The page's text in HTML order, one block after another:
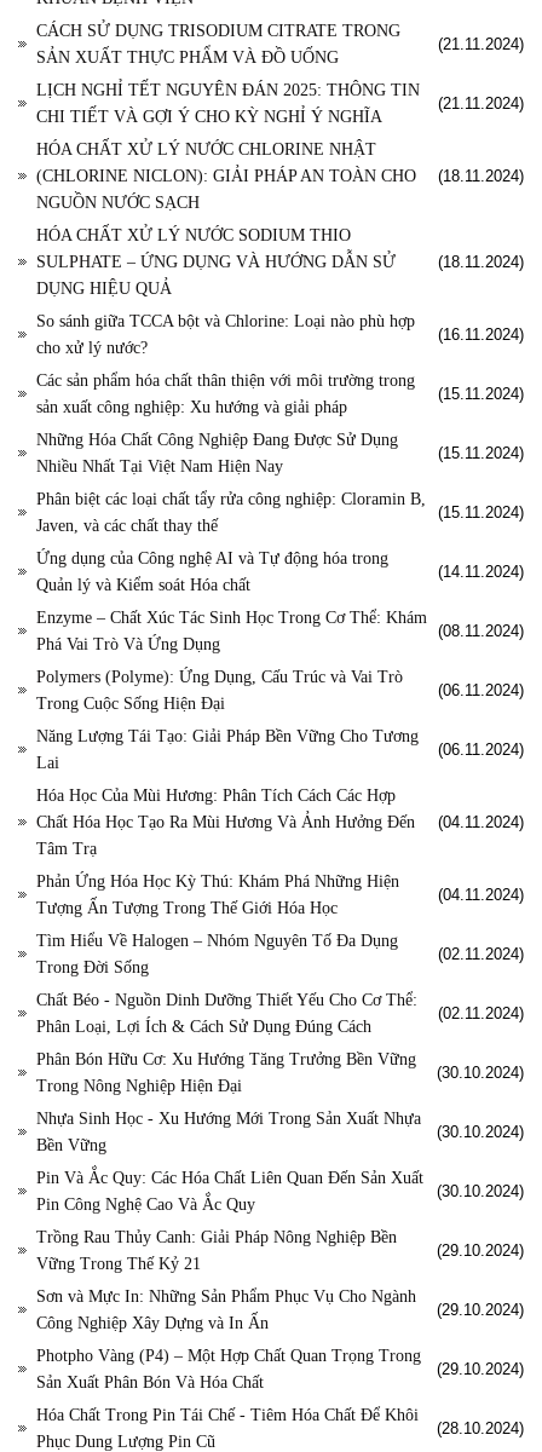
CÁCH SỬ DỤNG TRISODIUM CITRATE TRONG
SẢN XUẤT THỰC PHẨM VÀ ĐỒ UỐNG
(21.11.2024)
LỊCH NGHỈ TẾT NGUYÊN ĐÁN 2025: THÔNG TIN
CHI TIẾT VÀ GỢI Ý CHO KỲ NGHỈ Ý NGHĨA
(21.11.2024)
HÓA CHẤT XỬ LÝ NƯỚC CHLORINE NHẬT
(CHLORINE NICLON): GIẢI PHÁP AN TOÀN CHO
NGUỒN NƯỚC SẠCH
(18.11.2024)
HÓA CHẤT XỬ LÝ NƯỚC SODIUM THIO
SULPHATE – ỨNG DỤNG VÀ HƯỚNG DẪN SỬ
DỤNG HIỆU QUẢ
(18.11.2024)
So sánh giữa TCCA bột và Chlorine: Loại nào phù hợp
cho xử lý nước?
(16.11.2024)
Các sản phẩm hóa chất thân thiện với môi trường trong
sản xuất công nghiệp: Xu hướng và giải pháp
(15.11.2024)
Những Hóa Chất Công Nghiệp Đang Được Sử Dụng
Nhiều Nhất Tại Việt Nam Hiện Nay
(15.11.2024)
Phân biệt các loại chất tẩy rửa công nghiệp: Cloramin B,
Javen, và các chất thay thế
(15.11.2024)
Ứng dụng của Công nghệ AI và Tự động hóa trong
Quản lý và Kiểm soát Hóa chất
(14.11.2024)
Enzyme – Chất Xúc Tác Sinh Học Trong Cơ Thể: Khám
Phá Vai Trò Và Ứng Dụng
(08.11.2024)
Polymers (Polyme): Ứng Dụng, Cấu Trúc và Vai Trò
Trong Cuộc Sống Hiện Đại
(06.11.2024)
Năng Lượng Tái Tạo: Giải Pháp Bền Vững Cho Tương
Lai
(06.11.2024)
Hóa Học Của Mùi Hương: Phân Tích Cách Các Hợp
Chất Hóa Học Tạo Ra Mùi Hương Và Ảnh Hưởng Đến
Tâm Trạ
(04.11.2024)
Phản Ứng Hóa Học Kỳ Thú: Khám Phá Những Hiện
Tượng Ấn Tượng Trong Thế Giới Hóa Học
(04.11.2024)
Tìm Hiểu Về Halogen – Nhóm Nguyên Tố Đa Dụng
Trong Đời Sống
(02.11.2024)
Chất Béo - Nguồn Dinh Dưỡng Thiết Yếu Cho Cơ Thể:
Phân Loại, Lợi Ích & Cách Sử Dụng Đúng Cách
(02.11.2024)
Phân Bón Hữu Cơ: Xu Hướng Tăng Trưởng Bền Vững
Trong Nông Nghiệp Hiện Đại
(30.10.2024)
Nhựa Sinh Học - Xu Hướng Mới Trong Sản Xuất Nhựa
Bền Vững
(30.10.2024)
Pin Và Ắc Quy: Các Hóa Chất Liên Quan Đến Sản Xuất
Pin Công Nghệ Cao Và Ắc Quy
(30.10.2024)
Trồng Rau Thủy Canh: Giải Pháp Nông Nghiệp Bền
Vững Trong Thế Kỷ 21
(29.10.2024)
Sơn và Mực In: Những Sản Phẩm Phục Vụ Cho Ngành
Công Nghiệp Xây Dựng và In Ấn
(29.10.2024)
Photpho Vàng (P4) – Một Hợp Chất Quan Trọng Trong
Sản Xuất Phân Bón Và Hóa Chất
(29.10.2024)
Hóa Chất Trong Pin Tái Chế - Tiêm Hóa Chất Để Khôi
Phục Dung Lượng Pin Cũ
(28.10.2024)